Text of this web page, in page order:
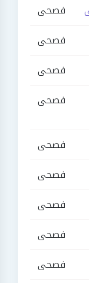
فصحى
فصحى
فصحى
فصحى
فصحى
فصحى
فصحى
فصحى
فصحى